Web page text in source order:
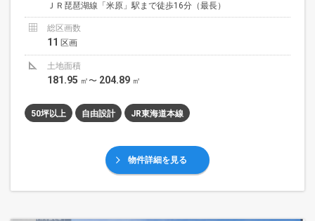
ＪＲ琵琶湖線「米原」駅まで徒歩16分（最長）
総区画数
11 区画
土地面積
181.95 ㎡〜 204.89 ㎡
50坪以上 自由設計 JR東海道本線
物件詳細を見る